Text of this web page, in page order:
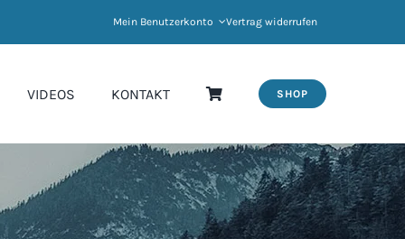
Mein Benutzerkonto Vertrag widerrufen
VIDEOS KONTAKT SHOP